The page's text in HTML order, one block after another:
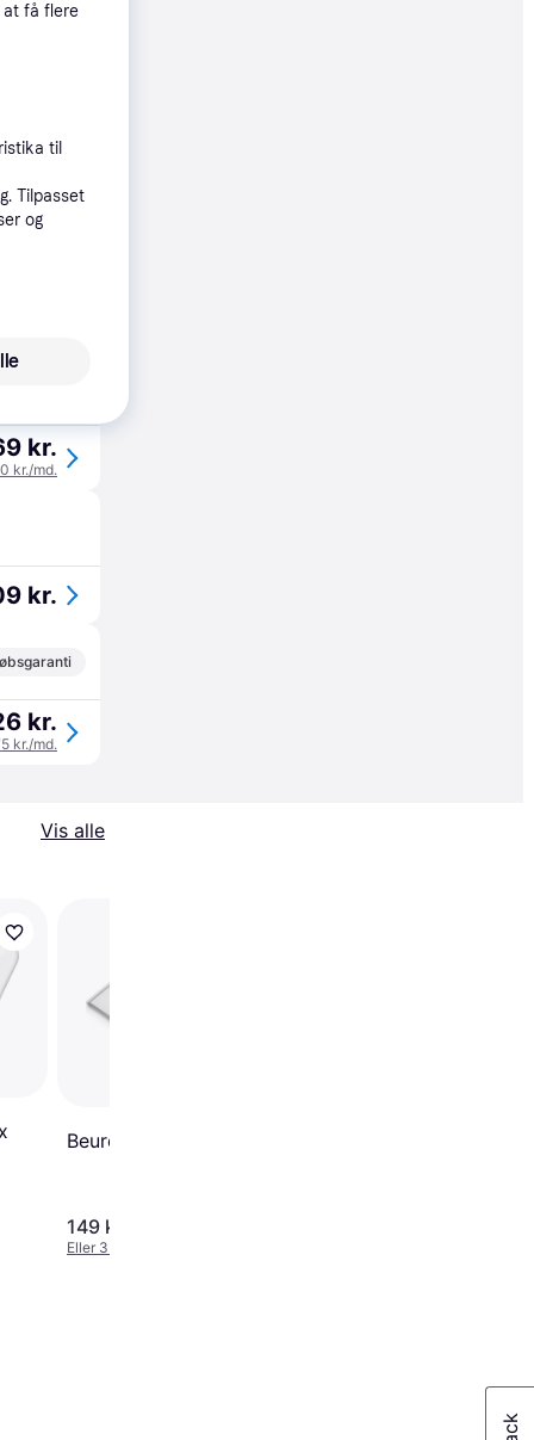
kr.
kr./md.
kr.
kr./md.
kr.
kr.
kr./md.
Vis alle
Beurer GS 120
149 kr.
Eller 3 betalinger af 50 kr.
at få flere
til
Tilpasset
og